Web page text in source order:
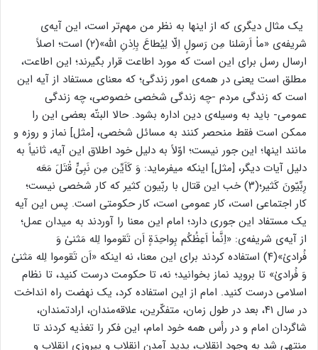
یک مثال دیگری که از اینها به نظر من مهم‌تر است، این آیه‌ی
شریفه‌ی «ماٰ اَرسَلنا مِن رَسولٍ اِلّا لِیُطاعَ بِاِذنِ الله»(۲)‌ است؛ اصلاً
ارسال رسل برای این است که مورد اطاعت قرار بگیرند؛ این اطاعت،
مطلق است یعنی در همه‌ی امور زندگی؛ که معنای مستفاد از آیه این
است که زندگی مردم -چه زندگی شخصی خصوصی، چه زندگی
عمومی- باید به وسیله‌ی دین اداره بشود. حالا البتّه بعضی این را
ممکن است فقط منحصر کنند به مسائل شخصی، [مثل] نماز و روزه و
مانند اینها؛ این‌ جور نیست؛ اوّلاً به دلیل خود اطلاق این آیه، ثانیاً‌ به
دلیل آیات دیگر، [مثل] اینکه میفرماید: وَ کَاَیِّن مِن نَبِیٍّ قٰتَلَ مَعَه
رِبِّیّونَ کَثیر؛(۳) خب این قتال با ربّیون کثیر که کار شخصی نیست؛
کار اجتماعی است، کار عمومی است، کار حکومتی است. پس این آیه
یک مستفاد این ‌جوری دارد؛ امام این معنا را آوردند به میدان عمل؛
از آیه‌ی شریفه‌ی: «اِنَّماٰ اَعِظُکُم بِواحِدَةٍ اَن تَقوموا لِله مَثنیٰ وَ
فُرادیٰ»(۴) استفاده کردند برای این معنا، نه اینکه «اَن تَقوموا لِله مَثنیٰ
وَ فُرادیٰ» تا بروید نماز بخوانید؛ نه، تا حکومت درست کنید، تا نظام
اسلامی درست کنید. امام از این استفاده کرد، یک نهضت راه انداخت
در سال ۴۱، بعد در طول زمان، متفکّرین، علاقه‌مندان، ارادتمندان،‌
شاگردان امام و در رأس همه خود امام، این فکر را تغذیه کردند تا
منتهی شد به وجود انقلاب، پدید آمدن انقلاب و پیروزی انقلاب و